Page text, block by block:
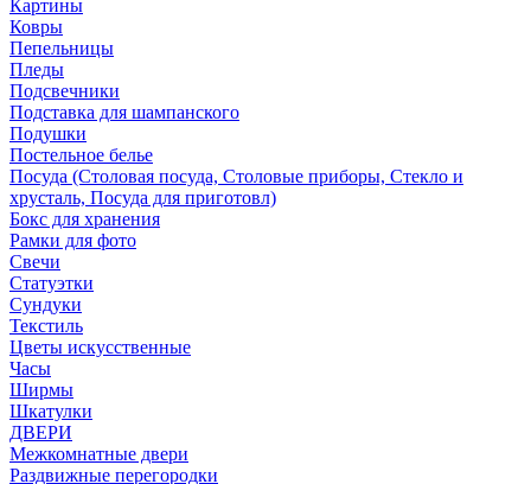
Картины
Ковры
Пепельницы
Пледы
Подсвечники
Подставка для шампанского
Подушки
Постельное белье
Посуда (Столовая посуда, Столовые приборы, Стекло и
хрусталь, Посуда для приготовл)
Бокс для хранения
Рамки для фото
Свечи
Статуэтки
Сундуки
Текстиль
Цветы искусственные
Часы
Ширмы
Шкатулки
ДВЕРИ
Межкомнатные двери
Раздвижные перегородки